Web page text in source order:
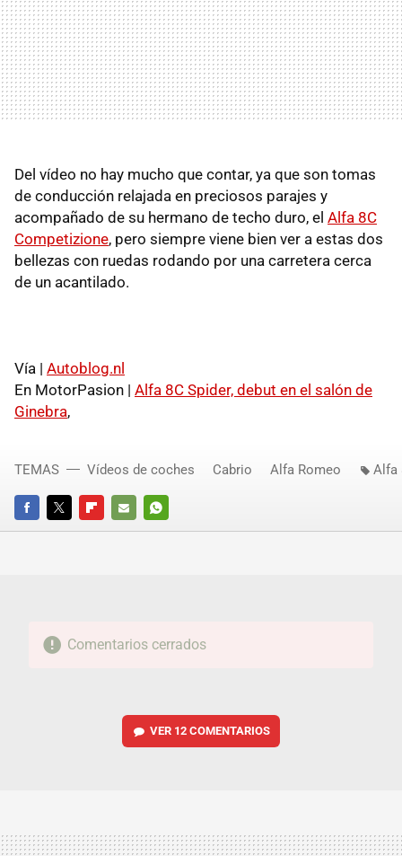
Del vídeo no hay mucho que contar, ya que son tomas
de conducción relajada en preciosos parajes y
acompañado de su hermano de techo duro, el Alfa 8C
Competizione, pero siempre viene bien ver a estas dos
bellezas con ruedas rodando por una carretera cerca
de un acantilado.
Vía | Autoblog.nl
En MotorPasion | Alfa 8C Spider, debut en el salón de
Ginebra,
FACEBOOKTWITTERFLIPBOARD
E-
WHATSAPP
TEMAS Vídeos de coches Cabrio Alfa Romeo Alfa
Comentarios cerrados
VER 12 COMENTARIOS